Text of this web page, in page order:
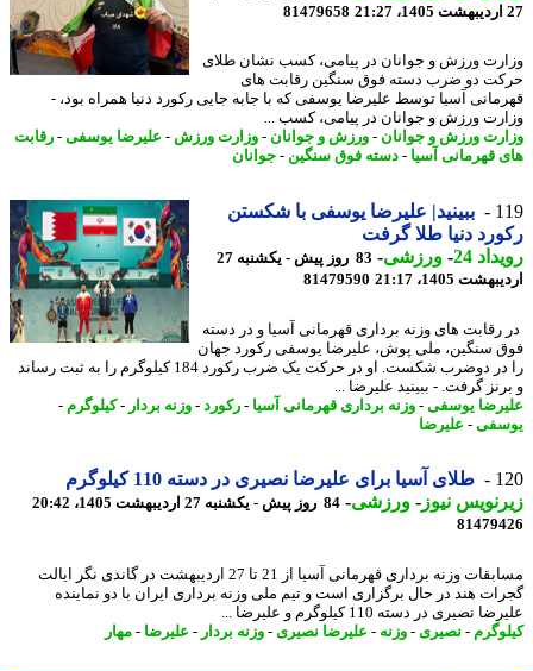
81479658
ورزش و جوانان در پیامی، کسب نشان طلای
دو ضرب دسته فوق سنگین رقابت های
آسیا توسط علیرضا یوسفی که با جابه جایی رکورد دنیا همراه بود، -
ورزش و جوانان در پیامی، کسب ...
ورزش و جوانان-ورزش و جوانان-وزارت ورزش -علیرضا یوسفی-رقابت
قهرمانی آسیا -دسته فوق سنگین-جوانان
ببینید| علیرضا یوسفی با شکستن
دنیا طلا گرفت
24
-ورزشی-
83 روز پیش - یکشنبه 27
1405، 21:17
81479590
های وزنه برداری قهرمانی آسیا و در دسته
سنگین، ملی پوش، علیرضا یوسفی رکورد جهان
را در دوضرب شکست. او در حرکت یک ضرب رکورد 184 کیلوگرم را به ثبت رساند
گرفت. - ببینید علیرضا ...
یوسفی-وزنه برداری قهرمانی آسیا -رکورد-وزنه بردار-کیلوگرم-
-علیرضا
طلای آسیا برای علیرضا نصیری در دسته 110 کیلوگرم
نیوز-ورزشی-84 روز پیش - یکشنبه 27 اردیبهشت 1405، 20:42
مسابقات وزنه برداری قهرمانی آسیا از 21 تا 27 اردیبهشت در گاندی نگر ایالت
هند در حال برگزاری است و تیم ملی وزنه برداری ایران با دو نماینده
نصیری در دسته 110 کیلوگرم و علیرضا ...
-نصیری- وزنه - علیرضا نصیری- وزنه بردار-علیرضا-مهار